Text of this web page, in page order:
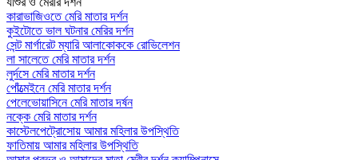
কারাভাজিওতে মেরি মাতার দর্শন
কুইটোতে ভাল ঘটনার মেরির দর্শন
সেন্ট মার্গারেট ম্যারি আলাকোককে রোভিলেশন
লা সালেতে মেরি মাতার দর্শন
লুর্দসে মেরি মাতার দর্শন
পোঁত্মেইনে মেরি মাতার দর্শন
পেলেভোয়াসিনে মেরি মাতার দর্ষন
নক্কে মেরি মাতার দর্শন
কাস্টেলপেট্রোসোয় আমার মহিলার উপস্থিতি
ফাতিমায় আমার মহিলার উপস্থিতি